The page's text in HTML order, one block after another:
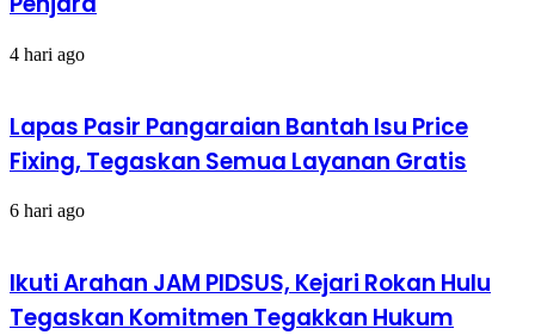
4 hari ago
Lapas Pasir Pangaraian Bantah Isu Price
Fixing, Tegaskan Semua Layanan Gratis
6 hari ago
Ikuti Arahan JAM PIDSUS, Kejari Rokan Hulu
Tegaskan Komitmen Tegakkan Hukum